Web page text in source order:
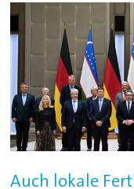
Auch lokale